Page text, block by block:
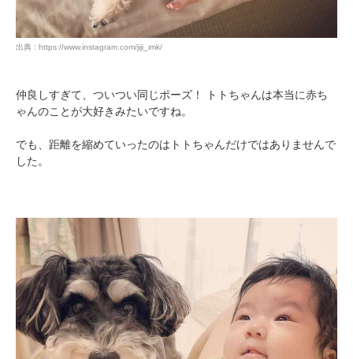
出典 : https://www.instagram.com/jiji_imk/
仲良しすぎて、ついつい同じポーズ！ トトちゃんは本当に赤ち
ゃんのことが大好きみたいですね。
でも、距離を縮めていったのはトトちゃんだけではありませんで
した。